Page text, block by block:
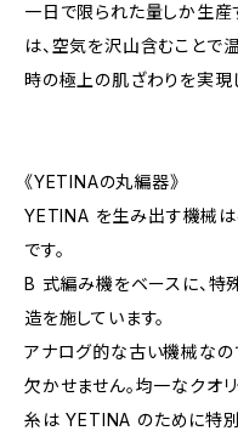
一日で限られた量しか生
は、空気を沢山含むことで
時の極上の肌ざわりを実現
《YETINAの丸編器》
YETINA を生み出す機械
です。
B 式編み機をベースに、特
造を施しています。
アナログ的な古い機械なの
欠かせません。均一なクオ
糸は YETINA のために特